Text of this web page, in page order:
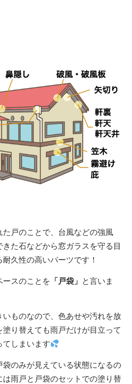
戸のことで、台風などの強風
た石などから窓ガラスを守る目
久性の高いパーツです！
ースのことを 「戸袋」
と言いま
ものなので、色あせや汚れを放
り替えても雨戸だけが目立って
てしまいます
のみが見えている状態になるの
雨戸と戸袋のセットでの塗り替